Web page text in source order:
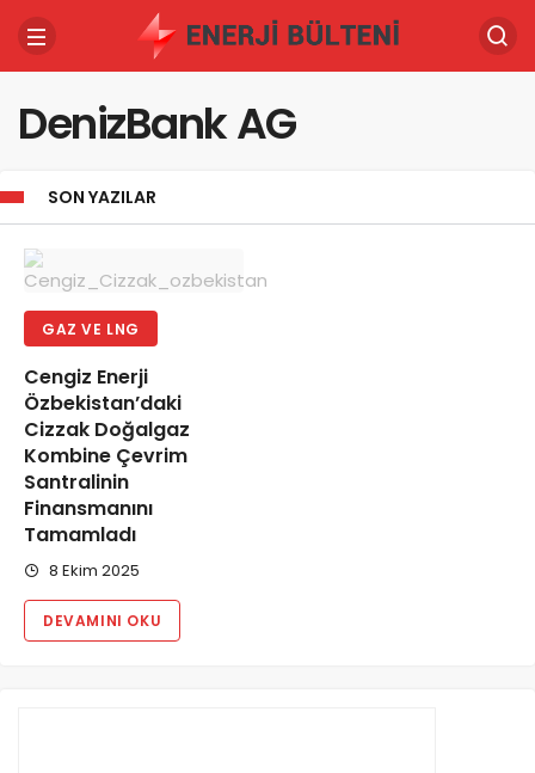
DenizBank AG
SON YAZILAR
GAZ VE LNG
Cengiz Enerji
Özbekistan’daki
Cizzak Doğalgaz
Kombine Çevrim
Santralinin
Finansmanını
Tamamladı
8 Ekim 2025
DEVAMINI OKU